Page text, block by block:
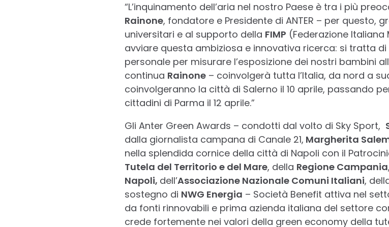
“L’inquinamento dell’aria nel nostro Paese è tra i più
Rainone, fondatore e Presidente di ANTER – per questo,
universitari e al supporto della FIMP (Federazione
avviare questa ambiziosa e innovativa ricerca: si tratta
personale per misurare l’esposizione dei nostri bambini
continua Rainone– coinvolgerà tutta l’Italia, da nord a
coinvolgeranno la città di Salerno il 10 aprile, passando
cittadini di Parma il 12 aprile.”
Gli Anter Green Awards – condotti dal volto di Sky Sport,
dalla giornalista campana di Canale 21, Margherita
nella splendida cornice della città di Napoli con il
Tutela del Territorio e del Mare, della Regione Campania
Napoli, dell’Associazione Nazionale Comuni Italiani,
sostegno di NWG Energia – Società Benefit attiva nel
da fonti rinnovabili e prima azienda italiana del settore
crede fortemente nei valori della green economy della